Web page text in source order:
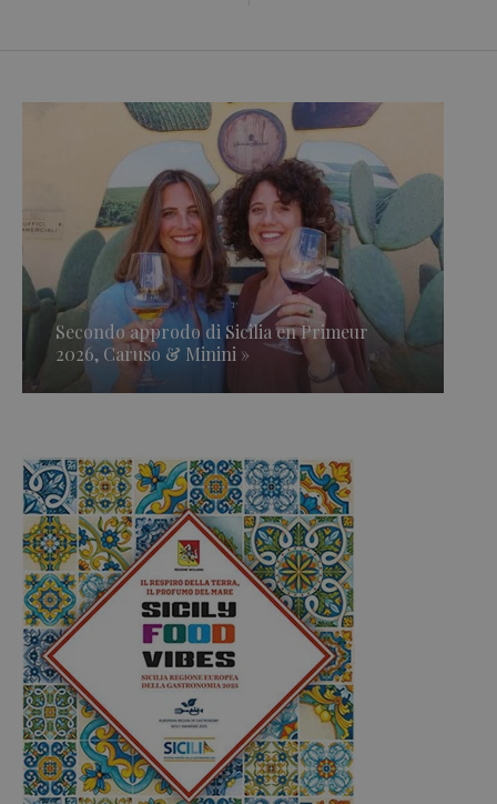
Secondo approdo di Sicilia en Primeur
2026, Caruso & Minini »